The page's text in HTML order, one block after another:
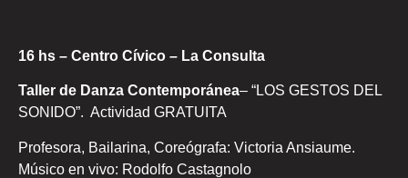
16 hs – Centro Cívico – La Consulta
Taller de Danza Contemporánea– “LOS GESTOS DEL
SONIDO”. Actividad GRATUITA
Profesora, Bailarina, Coreógrafa: Victoria Ansiaume.
Músico en vivo: Rodolfo Castagnolo